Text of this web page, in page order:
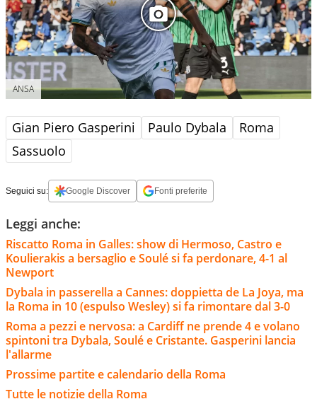
ANSA
Gian Piero Gasperini Paulo Dybala
Roma
Sassuolo
Seguici su: Google Discover Fonti preferite
Leggi anche:
Riscatto Roma in Galles: show di Hermoso, Castro e
Koulierakis a bersaglio e Soulé si fa perdonare, 4-1 al
Newport
Dybala in passerella a Cannes: doppietta de La Joya, ma
la Roma in 10 (espulso Wesley) si fa rimontare dal 3-0
Roma a pezzi e nervosa: a Cardiff ne prende 4 e volano
spintoni tra Dybala, Soulé e Cristante. Gasperini lancia
l'allarme
Prossime partite e calendario della Roma
Tutte le notizie della Roma